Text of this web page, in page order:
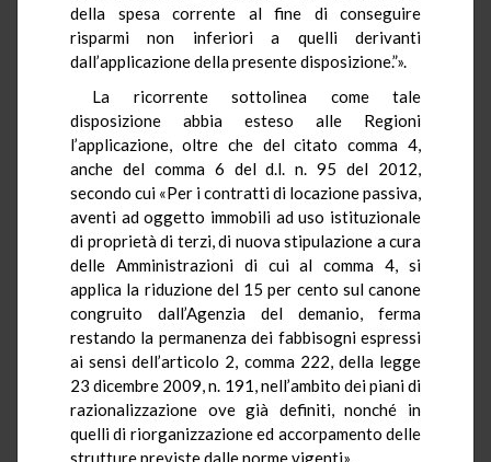
della spesa corrente al fine di conseguire
risparmi non inferiori a quelli derivanti
dall’applicazione della presente disposizione.”».
La ricorrente sottolinea come tale
disposizione abbia esteso alle Regioni
l’applicazione, oltre che del citato comma 4,
anche del comma 6 del d.l. n. 95 del 2012,
secondo cui «Per i contratti di locazione passiva,
aventi ad oggetto immobili ad uso istituzionale
di proprietà di terzi, di nuova stipulazione a cura
delle Amministrazioni di cui al comma 4, si
applica la riduzione del 15 per cento sul canone
congruito dall’Agenzia del demanio, ferma
restando la permanenza dei fabbisogni espressi
ai sensi dell’articolo 2, comma 222, della legge
23 dicembre 2009, n. 191, nell’ambito dei piani di
razionalizzazione ove già definiti, nonché in
quelli di riorganizzazione ed accorpamento delle
strutture previste dalle norme vigenti».